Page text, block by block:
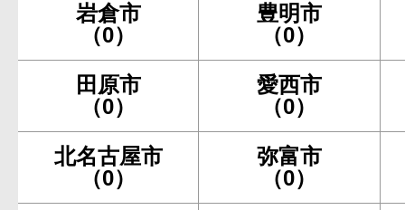
岩倉市
（0）
豊明市
（0）
田原市
（0）
愛西市
（0）
北名古屋市
（0）
弥富市
（0）